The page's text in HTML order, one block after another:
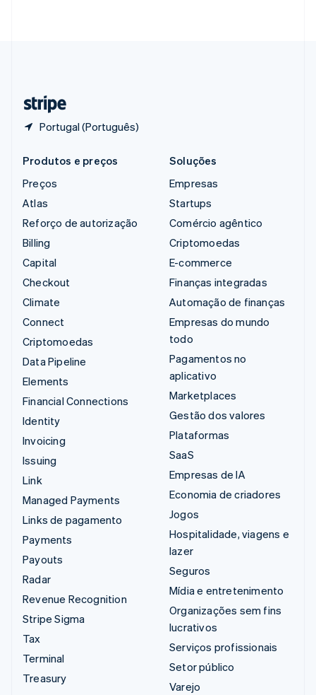
Portugal (Português)
Produtos e preços
Preços
Atlas
Reforço de autorização
Billing
Capital
Checkout
Climate
Connect
Criptomoedas
Data Pipeline
Elements
Financial Connections
Identity
Invoicing
Issuing
Link
Managed Payments
Links de pagamento
Payments
Payouts
Radar
Revenue Recognition
Stripe Sigma
Tax
Terminal
Treasury
Soluções
Empresas
Startups
Comércio agêntico
Criptomoedas
E-commerce
Finanças integradas
Automação de finanças
Empresas do mundo
todo
Pagamentos no
aplicativo
Marketplaces
Gestão dos valores
Plataformas
SaaS
Empresas de IA
Economia de criadores
Jogos
Hospitalidade, viagens e
lazer
Seguros
Mídia e entretenimento
Organizações sem fins
lucrativos
Serviços profissionais
Setor público
Varejo